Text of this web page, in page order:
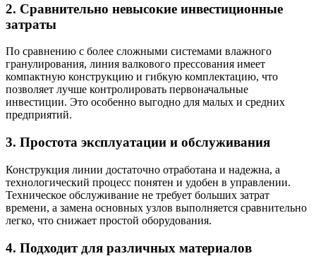
2. Сравнительно невысокие инвестиционные
затраты
По сравнению с более сложными системами влажного
гранулирования, линия валкового прессования имеет
компактную конструкцию и гибкую комплектацию, что
позволяет лучше контролировать первоначальные
инвестиции. Это особенно выгодно для малых и средних
предприятий.
3. Простота эксплуатации и обслуживания
Конструкция линии достаточно отработана и надежна, а
технологический процесс понятен и удобен в управлении.
Техническое обслуживание не требует больших затрат
времени, а замена основных узлов выполняется сравнительно
легко, что снижает простой оборудования.
4. Подходит для различных материалов